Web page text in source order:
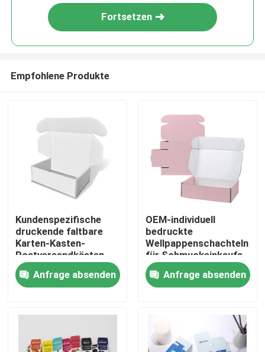
Haus
Videos
Fortsetzen
Empfohlene Produkte
Kundenspezifische
druckende faltbare
Karten-Kasten-
Postversandkästen
mit der glatten
Laminierung, die Soem
druckt
Anfrage absenden
OEM-individuell
bedruckte
Wellpappenschachteln
für Schmuckeinkaufs-
Mailing-
Quadratschachtel
Anfrage absenden